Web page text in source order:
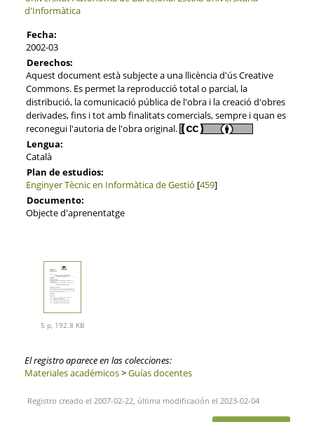
d'Informàtica
Fecha:
2002-03
Derechos:
Aquest document està subjecte a una llicència d'ús Creative
Commons. Es permet la reproducció total o parcial, la
distribució, la comunicació pública de l'obra i la creació d'obres
derivades, fins i tot amb finalitats comercials, sempre i quan es
reconegui l'autoria de l'obra original.
Lengua:
Català
Plan de estudios:
Enginyer Tècnic en Informàtica de Gestió [459]
Documento:
Objecte d'aprenentatge
5 p, 192.8 KB
El registro aparece en las colecciones:
Materiales académicos>Guías docentes
Registro creado el 2007-02-22, última modificación el 2023-02-04